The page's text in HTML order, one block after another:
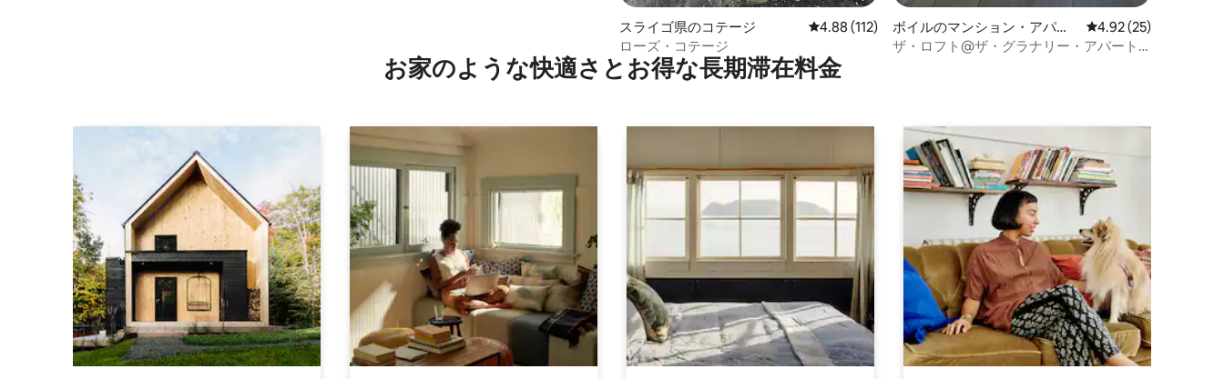
スライゴ県のコテージ レビュー112件、5つ星中4.88つ星の平均評価
4.88 (112)
ローズ・コテージ
ボイルのマンション・アパー
ト
レビュー25件、5つ
4.92 (25)
ザ・ロフト@ザ・グラナリー・アパート
お家のような快⁠適⁠さ⁠とお⁠得⁠な長⁠期⁠滞⁠在料⁠金